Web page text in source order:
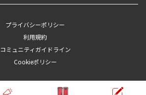
プライバシーポリシー
利用規約
コミュニティガイドライン
Cookieポリシー